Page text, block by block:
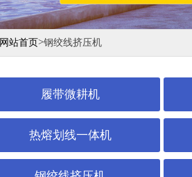
网站首页>钢绞线挤压机
履带微耕机
热熔划线一体机